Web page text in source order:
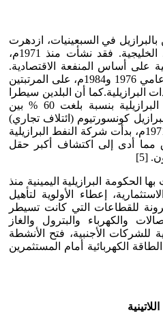
في السبعينيات، ازدهرت
العلاقات الاقتصادية مع الدول الخليجية. فقد نشأت منذ 1971م،
على أساس المنفعة الاقتصادية.
وتناوب العراق والسعودية بين عامي 1976 و1984م، على المرتبتين
البرازيلية.كما أن البلدين سيطرا
على أغلبية الواردات النفطية البرازيلية بنسبة بلغت 60 % بين
البرازيل كونسورتيوم (ائتلاف تجاري)
مع الكويت عام 1975م، وفي 1971م، بدأت شركة النفط البرازيلية
مما أدى إلى اكتشاف أكبر حقل
[5]
الحكومة البرازيلية اليمينية منذ
إعطاء الأولوية لتأهيل
للقطاعات التي كانت تسيطر
والكهرباء والبترول والغاز
للشركات الأجنبية، فتح الأنشطة
الكهربائية أمام المستثمرين